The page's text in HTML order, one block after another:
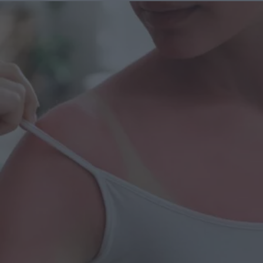
rapido che non trasformi l’area in un campo di battaglia.
Qui entra in gioco una distinzione utile, quasi terapeutica:
brufolo con testa bianca già formata, brufolo infiammato e
profondo, oppure micro-comedone che sta solo
“annunciando” la sua presenza. I cerotti funzionano
meglio quando c’è qualcosa da assorbire o proteggere,
cioè quando la lesione è superficiale o quando vuoi evitare
guancia e quella frangia che sembra sempre un po’ troppo
entusiasta di toccare proprio lì. Se invece senti un nodulo
doloroso sotto pelle, il cerotto può aiutare come barriera,
ma non è la bacchetta magica: lì servono calma, routine
gentile e, se succede spesso, una chiacchierata con un
dermatologo. Come funzionano davvero i pimple patch (e
perché non sono tutti uguali) Il cuore della faccenda è
l’idrocolloide, un materiale che crea un ambiente protetto e